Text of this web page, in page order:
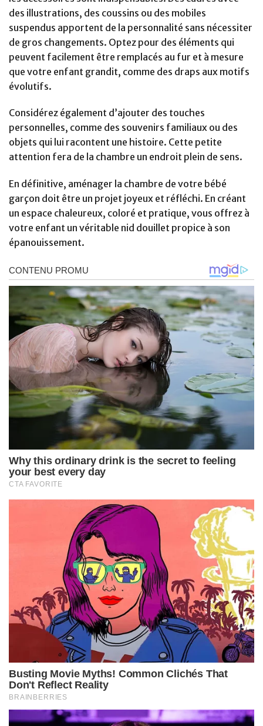
des illustrations, des coussins ou des mobiles
suspendus apportent de la personnalité sans nécessiter
de gros changements. Optez pour des éléments qui
peuvent facilement être remplacés au fur et à mesure
que votre enfant grandit, comme des draps aux motifs
évolutifs.
Considérez également d’ajouter des touches
personnelles, comme des souvenirs familiaux ou des
objets qui lui racontent une histoire. Cette petite
attention fera de la chambre un endroit plein de sens.
En définitive, aménager la chambre de votre bébé
garçon doit être un projet joyeux et réfléchi. En créant
un espace chaleureux, coloré et pratique, vous offrez à
votre enfant un véritable nid douillet propice à son
épanouissement.